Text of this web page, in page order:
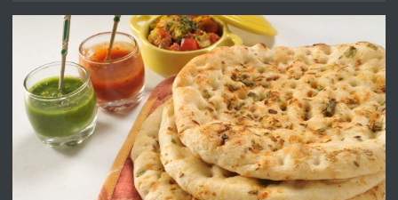
преди 1 година
ПРЕДЛАГА Работа за общи работници
преди 1 година